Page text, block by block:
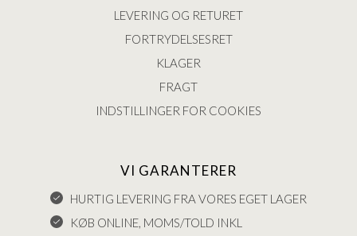
LEVERING OG RETURET
FORTRYDELSESRET
KLAGER
FRAGT
INDSTILLINGER FOR COOKIES
VI GARANTERER
HURTIG LEVERING FRA VORES EGET LAGER
KØB ONLINE, MOMS/TOLD INKL